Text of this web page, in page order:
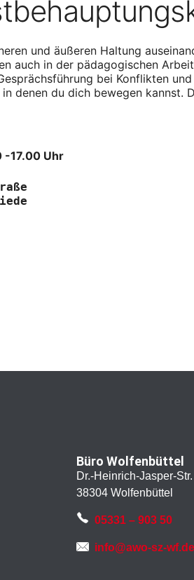
und äußeren Haltung
auch in der pädagogischen
bei Konflikten
denen du dich bewegen kannst.
-17.00 Uhr
Büro Wolfenbüttel
Dr.-Heinrich-Jasper-
38304 Wolfenbüttel
05331 – 903 50
info@awo-sz-wf.de